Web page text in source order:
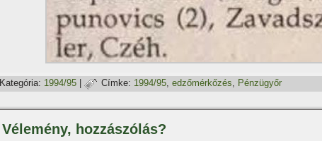
Kategória: 1994/95 Címke: 1994/95, edzőmérkőzés, Pénzügyőr
Vélemény, hozzászólás?